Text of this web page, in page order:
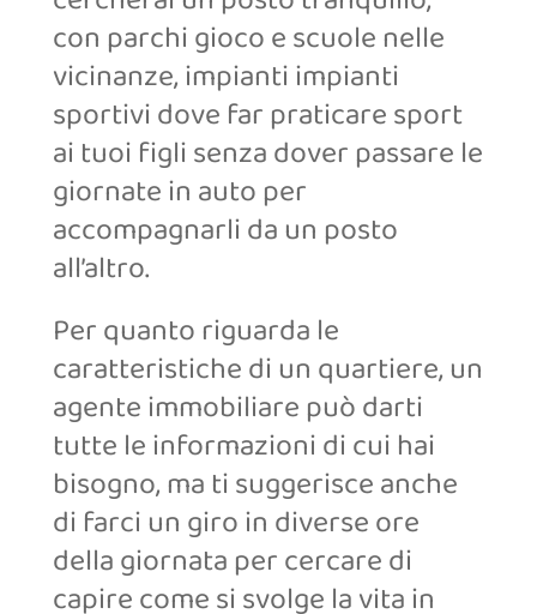
con parchi gioco e scuole nelle
vicinanze, impianti impianti
sportivi dove far praticare sport
ai tuoi figli senza dover passare le
giornate in auto per
accompagnarli da un posto
all’altro.
Per quanto riguarda le
caratteristiche di un quartiere, un
agente immobiliare può darti
tutte le informazioni di cui hai
bisogno, ma ti suggerisce anche
di farci un giro in diverse ore
della giornata per cercare di
capire come si svolge la vita in